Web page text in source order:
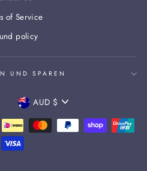
of Service
policy
UND SPAREN
WÄHRUNG
AUD $